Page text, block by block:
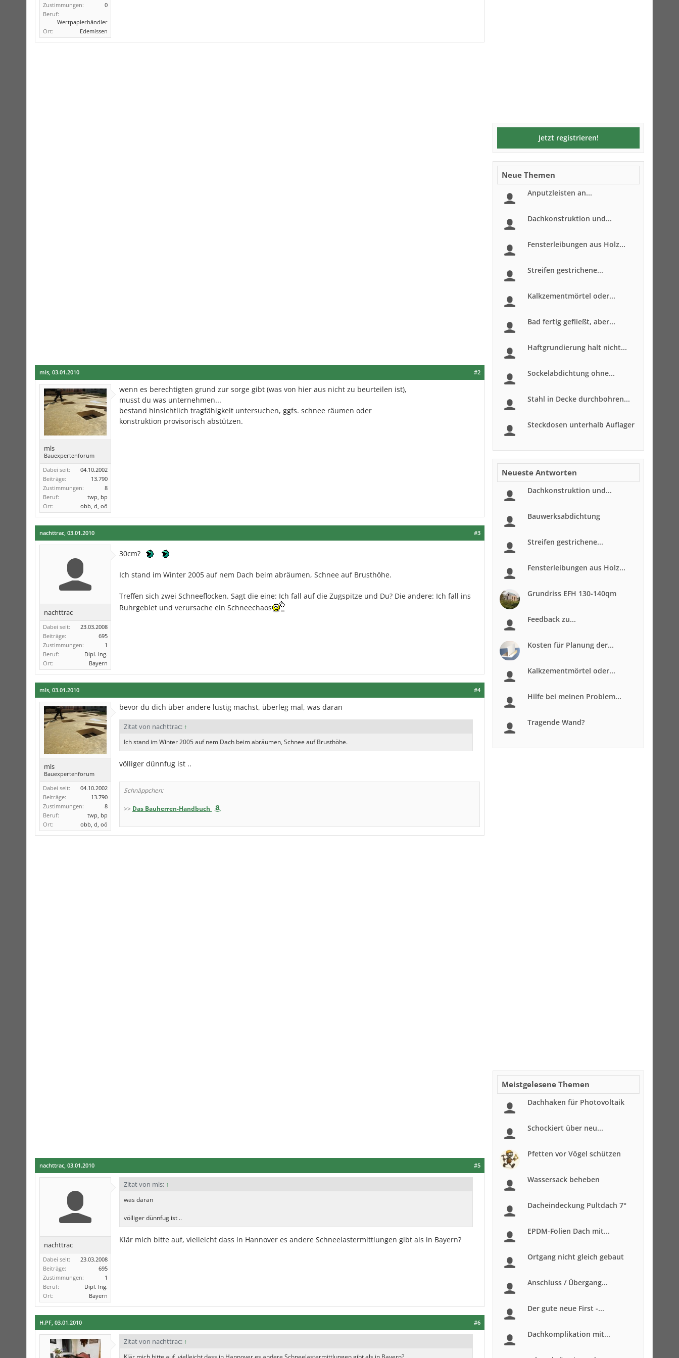
Zustimmungen:
0
Beruf:
Wertpapierhändler
Ort:
Edemissen
#2
mls, 03.01.2010
mls
Bauexpertenforum
Dabei seit:
04.10.2002
Beiträge:
13.790
Zustimmungen:
8
Beruf:
twp, bp
Ort:
obb, d, oö
wenn es berechtigten grund zur sorge gibt (was von hier aus nicht zu beurteilen ist),
musst du was unternehmen...
bestand hinsichtlich tragfähigkeit untersuchen, ggfs. schnee räumen oder
konstruktion provisorisch abstützen.
#3
nachttrac, 03.01.2010
nachttrac
Dabei seit:
23.03.2008
Beiträge:
695
Zustimmungen:
1
Beruf:
Dipl. Ing.
Ort:
Bayern
30cm?
Ich stand im Winter 2005 auf nem Dach beim abräumen, Schnee auf Brusthöhe.
Treffen sich zwei Schneeflocken. Sagt die eine: Ich fall auf die Zugspitze und Du? Die andere: Ich fall ins
Ruhrgebiet und verursache ein Schneechaos
#4
mls, 03.01.2010
mls
Bauexpertenforum
Dabei seit:
04.10.2002
Beiträge:
13.790
Zustimmungen:
8
Beruf:
twp, bp
Ort:
obb, d, oö
bevor du dich über andere lustig machst, überleg mal, was daran
Zitat von nachttrac: ↑
Ich stand im Winter 2005 auf nem Dach beim abräumen, Schnee auf Brusthöhe.
völliger dünnfug ist ..
Schnäppchen:
>> Das Bauherren-Handbuch
#5
nachttrac 03.01.2010
nachttrac
Dabei seit:
23.03.2008
Beiträge:
695
Zustimmungen:
1
Beruf:
Dipl. Ing.
Ort:
Bayern
Zitat von mls: ↑
was daran
völliger dünnfug ist ..
Klär mich bitte auf, vielleicht dass in Hannover es andere Schneelastermittlungen gibt als in Bayern?
#6
H.PF 03.01.2010
Zitat von nachttrac: ↑
Jetzt registrieren!
Neue Themen
Anputzleisten an...
Dachkonstruktion und...
Fensterleibungen aus Holz...
Streifen gestrichene...
Kalkzementmörtel oder...
Bad fertig gefließt, aber...
Haftgrundierung halt nicht...
Sockelabdichtung ohne...
Stahl in Decke durchbohren...
Steckdosen unterhalb Auflager
Neueste Antworten
Dachkonstruktion und...
Bauwerksabdichtung
Streifen gestrichene...
Fensterleibungen aus Holz...
Grundriss EFH 130-140qm
Feedback zu...
Kosten für Planung der...
Kalkzementmörtel oder...
Hilfe bei meinen Problem...
Tragende Wand?
Meistgelesene Themen
Dachhaken für Photovoltaik
Schockiert über neu...
Pfetten vor Vögel schützen
Wassersack beheben
Dacheindeckung Pultdach 7°
EPDM-Folien Dach mit...
Ortgang nicht gleich gebaut
Anschluss / Übergang...
Der gute neue First -...
Dachkomplikation mit...